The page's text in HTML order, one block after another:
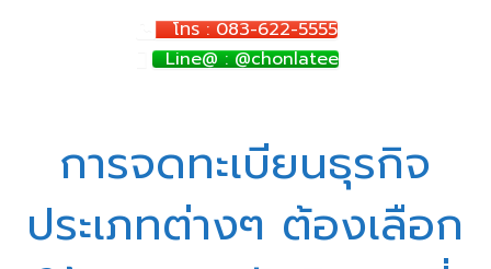
โทร : 083-622-5555
Line@ : @chonlatee
การจดทะเบียนธุรกิจ
ประเภทต่างๆ ต้องเลือก